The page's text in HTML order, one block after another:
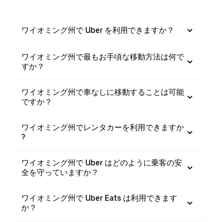
ワイオミング州で Uber を利用できますか？
ワイオミング州で最もお手頃な移動方法は何で
すか？
ワイオミング州で車なしに移動することは可能
ですか？
ワイオミング州でレンタカーを利用できますか
?
ワイオミング州で Uber はどのように乗客の安
全を守っていますか？
ワイオミング州で Uber Eats は利用できます
か？